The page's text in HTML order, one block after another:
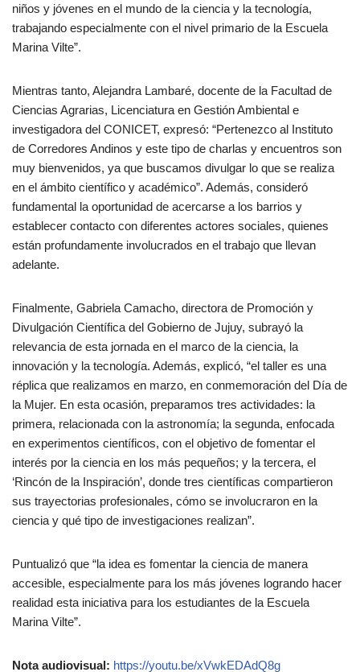
niños y jóvenes en el mundo de la ciencia y la tecnología,
trabajando especialmente con el nivel primario de la Escuela
Marina Vilte”.
Mientras tanto, Alejandra Lambaré, docente de la Facultad de
Ciencias Agrarias, Licenciatura en Gestión Ambiental e
investigadora del CONICET, expresó: “Pertenezco al Instituto
de Corredores Andinos y este tipo de charlas y encuentros son
muy bienvenidos, ya que buscamos divulgar lo que se realiza
en el ámbito científico y académico”. Además, consideró
fundamental la oportunidad de acercarse a los barrios y
establecer contacto con diferentes actores sociales, quienes
están profundamente involucrados en el trabajo que llevan
adelante.
Finalmente, Gabriela Camacho, directora de Promoción y
Divulgación Científica del Gobierno de Jujuy, subrayó la
relevancia de esta jornada en el marco de la ciencia, la
innovación y la tecnología. Además, explicó, “el taller es una
réplica que realizamos en marzo, en conmemoración del Día de
la Mujer. En esta ocasión, preparamos tres actividades: la
primera, relacionada con la astronomía; la segunda, enfocada
en experimentos científicos, con el objetivo de fomentar el
interés por la ciencia en los más pequeños; y la tercera, el
‘Rincón de la Inspiración’, donde tres científicas compartieron
sus trayectorias profesionales, cómo se involucraron en la
ciencia y qué tipo de investigaciones realizan”.
Puntualizó que “la idea es fomentar la ciencia de manera
accesible, especialmente para los más jóvenes logrando hacer
realidad esta iniciativa para los estudiantes de la Escuela
Marina Vilte”.
Nota audiovisual: https://youtu.be/xVwkEDAdQ8g